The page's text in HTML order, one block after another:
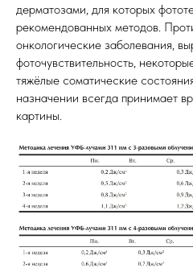
дерматозами, для которых
рекомендованных методов.
онкологические заболевания,
фоточувствительность,
тяжёлые соматические
назначении всегда принимает
картины.